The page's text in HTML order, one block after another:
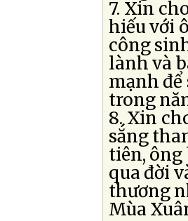
7. Xin
hiếu với
công
lành và
mạnh để
trong
8. Xin
sắng
tiên, ông
qua đời
thương
Mùa